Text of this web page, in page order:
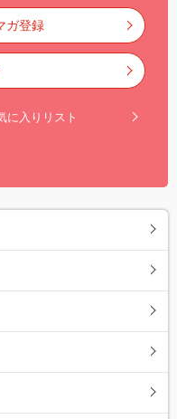
ガ登録
に入りリスト